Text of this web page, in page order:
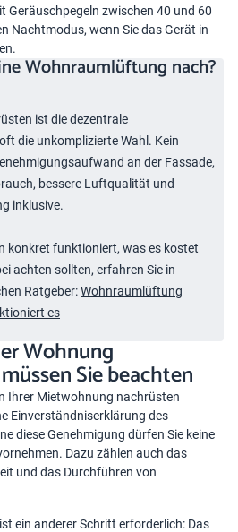
Geräuschpegeln zwischen 40 und 60
Nachtmodus, wenn Sie das Gerät in
Wohnraumlüftung nach?
ist die dezentrale
die unkomplizierte Wahl. Kein
an der Fassade,
bessere Luftqualität und
inklusive.
konkret funktioniert, was es kostet
achten sollten, erfahren Sie in
Ratgeber:Wohnraumlüftung
es
Wohnung
Sie beachten
Ihrer Mietwohnung nachrüsten
Einverständniserklärung des
diese Genehmigung dürfen Sie keine
Dazu zählen auch das
und das Durchführen von
ein anderer Schritt erforderlich: Das